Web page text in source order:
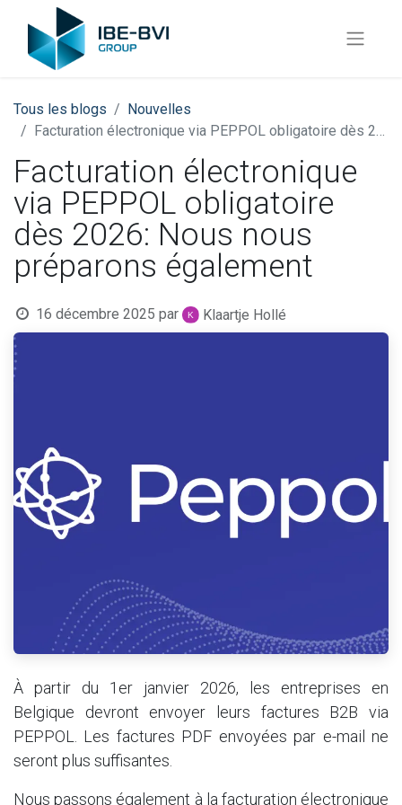
Tous les blogs
Nouvelles
Facturation électronique via PEPPOL obligatoire dès 2026: Nous nous préparons également
Facturation électronique
via PEPPOL obligatoire
dès 2026: Nous nous
préparons également
16 décembre 2025 par Klaartje Hollé
À partir du 1er janvier 2026, les entreprises en
Belgique devront envoyer leurs factures B2B via
PEPPOL. Les factures PDF envoyées par e-mail ne
seront plus suffisantes.
Nous passons également à la facturation électronique